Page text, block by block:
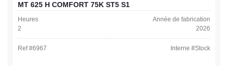
MT 625 H COMFORT 75K ST5 S1
Heures
2
Année de fabrication
2026
Ref #6967 Interne #Stock